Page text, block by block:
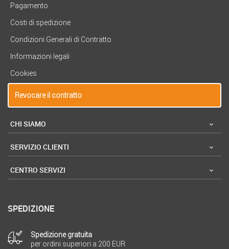
Pagamento
Costi di spedizione
Condizioni Generali di Contratto
Informazioni legali
Cookies
Revocare il contratto
CHI SIAMO
SERVIZIO CLIENTI
CENTRO SERVIZI
SPEDIZIONE
Spedizione gratuita
per ordini superiori a 200 EUR